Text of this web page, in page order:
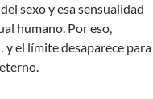
sexo y esa sensualidad
humano. Por eso,
el límite desaparece para